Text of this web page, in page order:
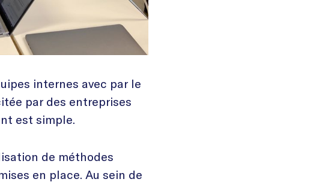
internes avec par le
par des entreprises
est simple.
de méthodes
en place. Au sein de